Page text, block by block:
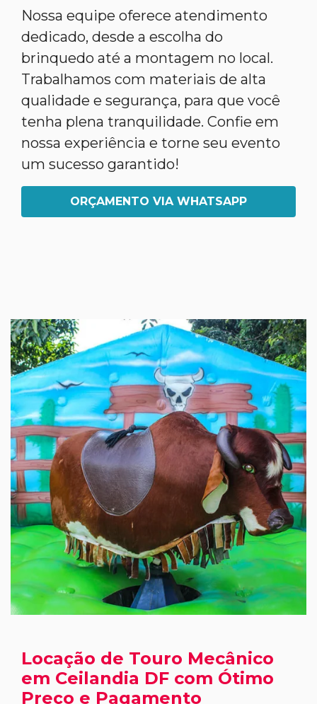
Nossa equipe oferece atendimento
dedicado, desde a escolha do
brinquedo até a montagem no local.
Trabalhamos com materiais de alta
qualidade e segurança, para que você
tenha plena tranquilidade. Confie em
nossa experiência e torne seu evento
um sucesso garantido!
ORÇAMENTO VIA WHATSAPP
Locação de Touro Mecânico
em Ceilandia DF com Ótimo
Preço e Pagamento